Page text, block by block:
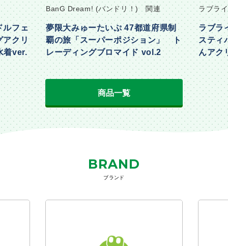
ルフェ
アクリ
着ver.
BanG Dream! (バンドリ！) 関連
夢限大みゅーたいぷ 47都道府県制
覇の旅「スーパーポジション」 ト
レーディングブロマイド vol.2
ラブラ
ラブラ
スティ
んアク
商品一覧
BRAND
ブランド